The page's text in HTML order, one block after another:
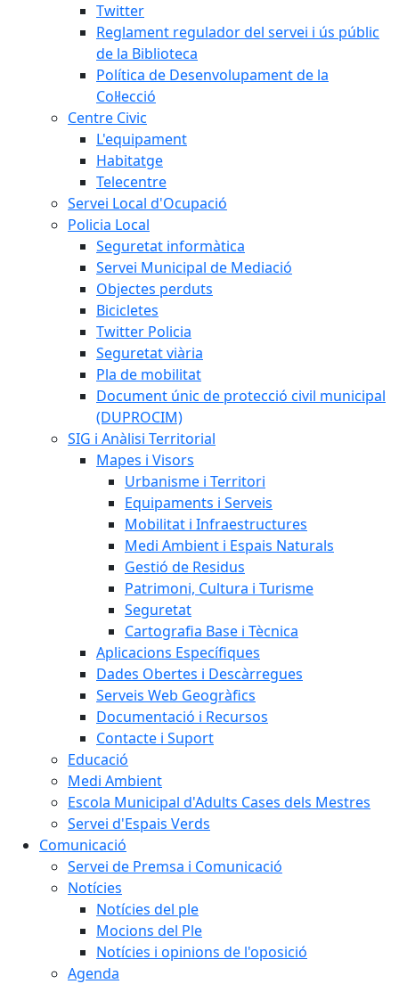
Twitter
Reglament regulador del servei i ús públic
de la Biblioteca
Política de Desenvolupament de la
Col·lecció
Centre Civic
L'equipament
Habitatge
Telecentre
Servei Local d'Ocupació
Policia Local
Seguretat informàtica
Servei Municipal de Mediació
Objectes perduts
Bicicletes
Twitter Policia
Seguretat viària
Pla de mobilitat
Document únic de protecció civil municipal
(DUPROCIM)
SIG i Anàlisi Territorial
Mapes i Visors
Urbanisme i Territori
Equipaments i Serveis
Mobilitat i Infraestructures
Medi Ambient i Espais Naturals
Gestió de Residus
Patrimoni, Cultura i Turisme
Seguretat
Cartografia Base i Tècnica
Aplicacions Específiques
Dades Obertes i Descàrregues
Serveis Web Geogràfics
Documentació i Recursos
Contacte i Suport
Educació
Medi Ambient
Escola Municipal d'Adults Cases dels Mestres
Servei d'Espais Verds
Comunicació
Servei de Premsa i Comunicació
Notícies
Notícies del ple
Mocions del Ple
Notícies i opinions de l'oposició
Agenda